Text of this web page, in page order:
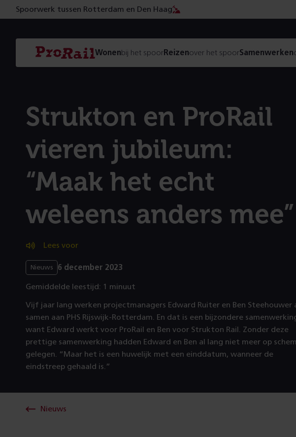
Spoorwerk tussen Rotterdam en Den Haag
Navigatie
Homepage
ProRail
Wonenbij het spoorReizenover het spoorSamenwerken
Strukton en ProRail
vieren jubileum:
“Maak het echt
weleens anders mee”
Lees voor
Nieuws 6 december 2023
Gemiddelde leestijd: 1 minuut
Vijf jaar lang werken projectmanagers Edward Ruiter en Ben Steehouwer
samen aan PHS Rijswijk-Rotterdam. En dat is een bijzondere
want Edward werkt voor ProRail en Ben voor Strukton Rail. Zonder deze
prettige samenwerking hadden Edward en Ben al lang niet meer op
gelegen. “Maar het is een huwelijk met een einddatum, wanneer de
eindstreep gehaald is.”
Nieuws